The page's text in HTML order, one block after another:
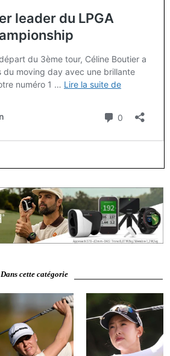
Dans cette catégorie